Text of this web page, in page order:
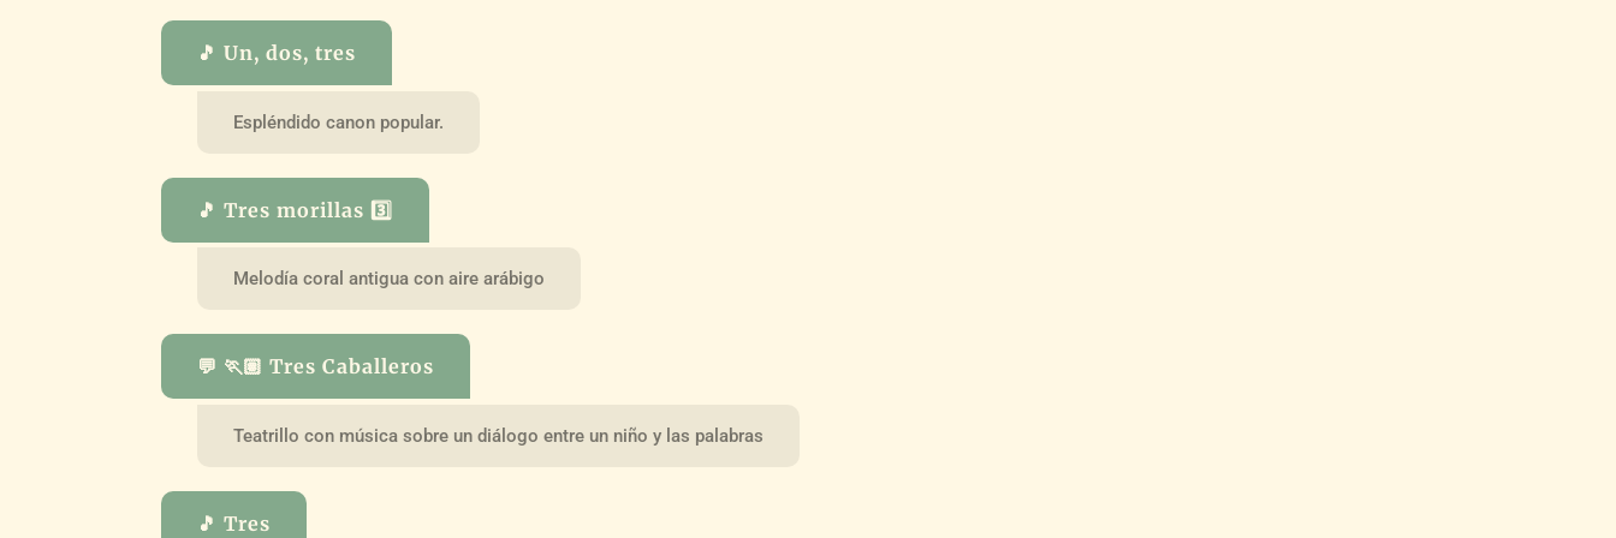
🎵 Un, dos, tres
Espléndido canon popular.
🎵 Tres morillas 3️⃣
Melodía coral antigua con aire arábigo
💬 🏃🏽 Tres Caballeros
Teatrillo con música sobre un diálogo entre un niño y las palabras
🎵 Tres